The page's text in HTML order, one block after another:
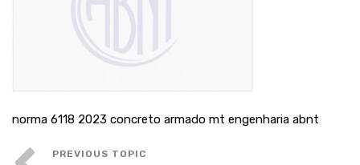
norma 6118 2023 concreto armado mt engenharia abnt